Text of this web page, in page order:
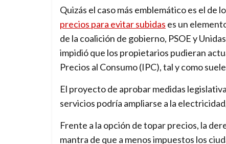
Quizás el caso más emblemático es el de
precios para evitar subidas es un
de la coalición de gobierno, PSOE y
impidió que los propietarios pudieran
Precios al Consumo (IPC), tal y como
El proyecto de aprobar medidas
servicios podría ampliarse a la
Frente a la opción de topar precios, la
mantra de que a menos impuestos los